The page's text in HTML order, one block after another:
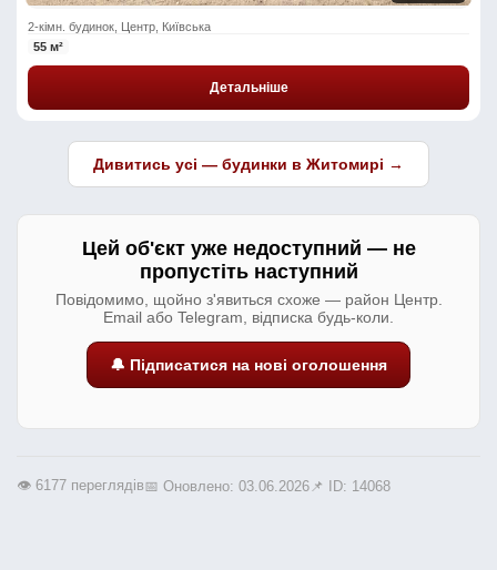
2-кімн. будинок, Центр, Київська
55 м²
Детальніше
Дивитись усі — будинки в Житомирі →
Цей об'єкт уже недоступний — не
пропустіть наступний
Повідомимо, щойно з'явиться схоже — район Центр.
Email або Telegram, відписка будь-коли.
🔔 Підписатися на нові оголошення
👁️ 6177 переглядів📅 Оновлено: 03.06.2026📌 ID: 14068